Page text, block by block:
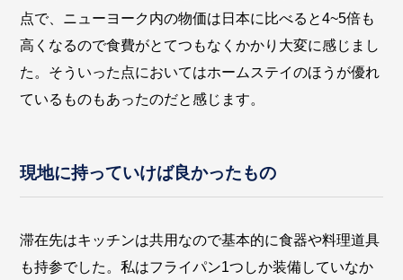
点で、ニューヨーク内の物価は日本に比べると4~5倍も
高くなるので食費がとてつもなくかかり大変に感じまし
た。そういった点においてはホームステイのほうが優れ
ているものもあったのだと感じます。
現地に持っていけば良かったもの
滞在先はキッチンは共用なので基本的に食器や料理道具
も持参でした。私はフライパン1つしか装備していなか